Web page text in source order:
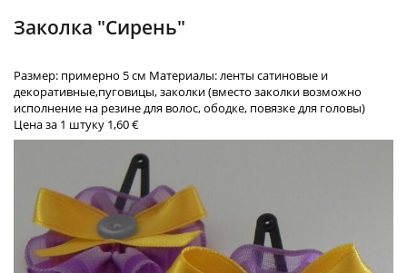
Заколка "Сирень"
Размер: примерно 5 см Материалы: ленты сатиновые и
декоративные,пуговицы, заколки (вместо заколки возможно
исполнение на резине для волос, ободке, повязке для головы)
Цена за 1 штуку 1,60 €